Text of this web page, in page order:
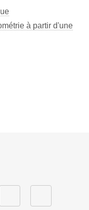
à partir d'une